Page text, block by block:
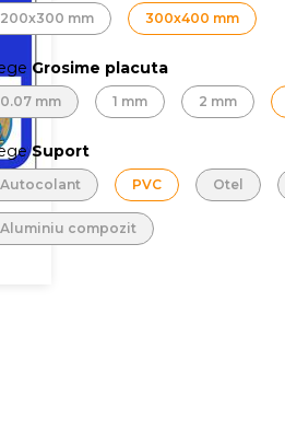
200x300 mm 300x400 mm
Grosime placuta
0.07 mm 1 mm 2 mm
Suport
Autocolant PVC Otel
Aluminiu compozit